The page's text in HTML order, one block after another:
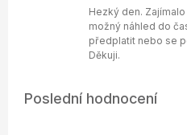
Hezký den.
možný náhled do
předplatit nebo se
Děkuji.
Poslední hodnocení